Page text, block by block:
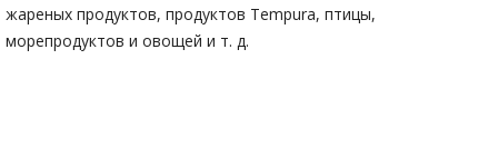
жареных продуктов, продуктов Tempura, птицы,
морепродуктов и овощей и т. д.